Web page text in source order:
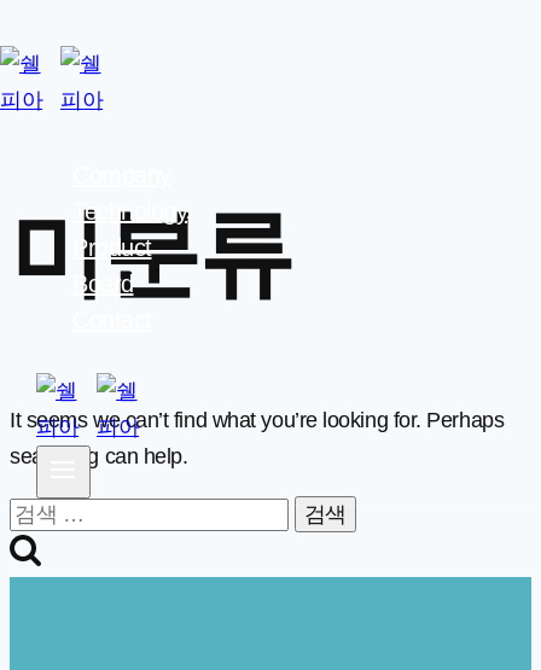
to
content
Technology
Product
Board
미분류
It seems we can’t find what you’re looking for. Perhaps
searching can help.
검
색: